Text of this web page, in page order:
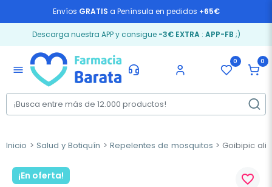
Envíos GRATIS a Península en pedidos +65€
Descarga nuestra APP y consigue -3€ EXTRA: APP-FB ;)
menu
0 0
Inicio Salud y Botiquín Repelentes de mosquitos Goibipic
¡En oferta! favorite_border